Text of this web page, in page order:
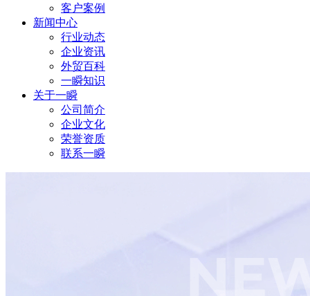
客户案例
新闻中心
行业动态
企业资讯
外贸百科
一瞬知识
关于一瞬
公司简介
企业文化
荣誉资质
联系一瞬